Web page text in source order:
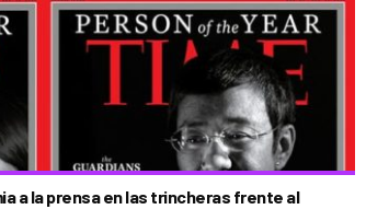
a la prensa en las trincheras frente al